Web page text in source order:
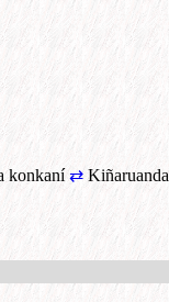
konkaní⇄ Kiñaruanda